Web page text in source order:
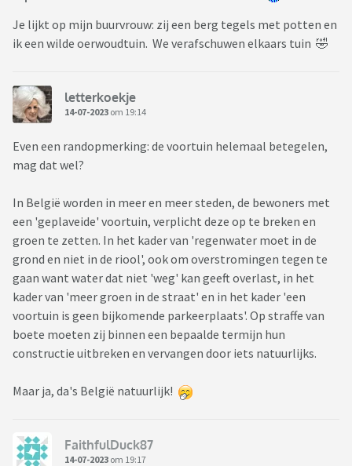
Je lijkt op mijn buurvrouw: zij een berg tegels met potten en
ik een wilde oerwoudtuin. We verafschuwen elkaars tuin 🤣
letterkoekje
14-07-2023 om 19:14
Even een randopmerking: de voortuin helemaal betegelen,
mag dat wel?
In België worden in meer en meer steden, de bewoners met
een 'geplaveide' voortuin, verplicht deze op te breken en
groen te zetten. In het kader van 'regenwater moet in de
grond en niet in de riool', ook om overstromingen tegen te
gaan want water dat niet 'weg' kan geeft overlast, in het
kader van 'meer groen in de straat' en in het kader 'een
voortuin is geen bijkomende parkeerplaats'. Op straffe van
boete moeten zij binnen een bepaalde termijn hun
constructie uitbreken en vervangen door iets natuurlijks.
Maar ja, da's België natuurlijk!
FaithfulDuck87
14-07-2023 om 19:17